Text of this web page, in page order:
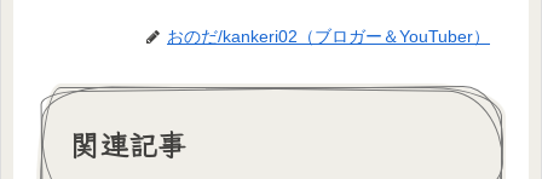
おのだ/kankeri02（ブロガー＆YouTuber）
関連記事